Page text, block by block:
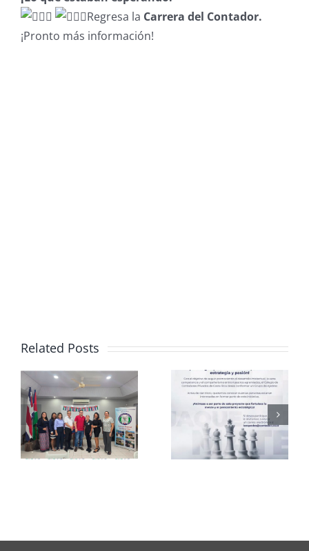
Regresa la Carrera del Contador.
¡Pronto más información!
Related Posts
Club de
Ajedrez
CCPCR
Informa